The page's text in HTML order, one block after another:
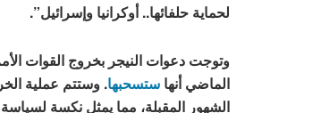
لحماية حلفائها.. أوكرانيا وإسرائيل”.
وتوجت دعوات النيجر بخروج القوات
الماضي أنها ستسحبها. وستتم عملية
الشهور المقبلة، مما يمثل نكسة لسياسة